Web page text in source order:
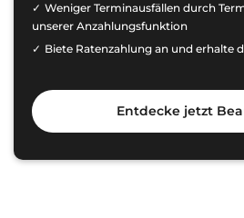
Weniger Terminausfällen durch
unserer Anzahlungsfunktion
Biete Ratenzahlung an und erhalte
Entdecke jetzt